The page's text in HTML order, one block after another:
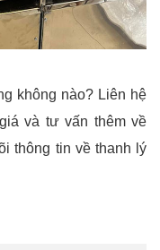
không nào? Liên hệ
và tư vấn thêm về
thông tin về thanh lý